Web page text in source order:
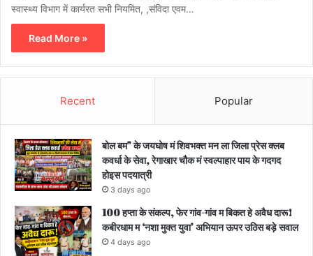
स्वास्थ्य विभाग में कार्यरत सभी नियमित, ,संविदा एवम…
Read More »
Recent Popular
बोल बम” के जयघोष मं शिवभक्त मन ला जिला प्रेस क्लब
कवर्धा के सेवा, रेगाखार चौक मं स्वल्पाहार पाय के गदगद
होइस पदयात्री
3 days ago
100 हप्ता के संकल्प, फेर गांव-गांव म बिकत हे अवैध दारू!
कबीरधाम म ‘नशा मुक्त युवा’ अभियान ऊपर उठिस बड़े सवाल
4 days ago